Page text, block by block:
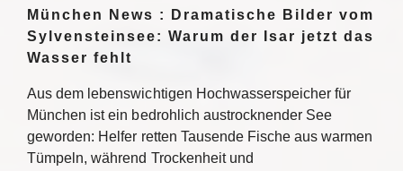
München News : Dramatische Bilder vom
Sylvensteinsee: Warum der Isar jetzt das
Wasser fehlt
Aus dem lebenswichtigen Hochwasserspeicher für
München ist ein bedrohlich austrocknender See
geworden: Helfer retten Tausende Fische aus warmen
Tümpeln, während Trockenheit und